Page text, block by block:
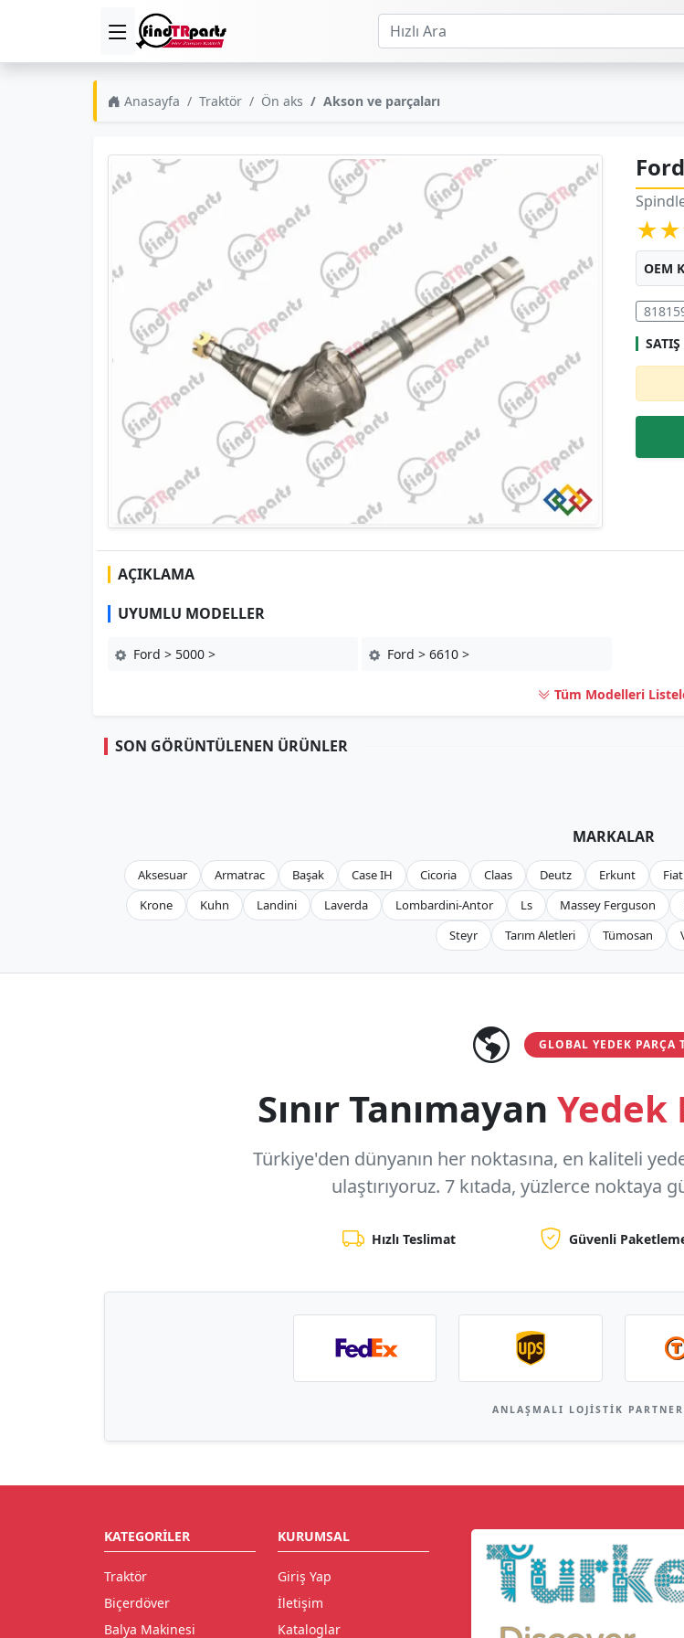
Anasayfa Traktör Ön aks Akson ve parçaları
OEM
AÇIKLAMA
UYUMLU MODELLER
Ford > 5000 > Ford > 6610 >
Tüm Modelleri
SON GÖRÜNTÜLENEN ÜRÜNLER
MARKALAR
Aksesuar Armatrac Başak Case IH Cicoria Claas Deutz Erkunt Fiat
Krone
Kuhn Landini Laverda Lombardini-Antor Ls Massey Ferguson
Steyr
Tarım Aletleri Tümosan
GLOBAL YEDEK PARÇA
Sınır Tanımayan Yedek
Türkiye'den dünyanın her noktasına, en kaliteli
ulaştırıyoruz. 7 kıtada, yüzlerce noktaya
Hızlı Teslimat Güvenli
ANLAŞMALI LOJISTIK
KATEGORILER
Traktör
Biçerdöver
Balya Makinesi
KURUMSAL
Giriş Yap
İletişim
Kataloglar